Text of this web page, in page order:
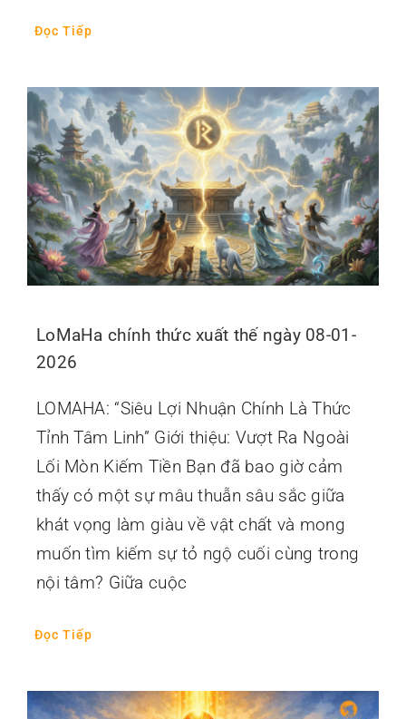
Đọc Tiếp
LoMaHa chính thức xuất thế ngày 08-01-
2026
LOMAHA: “Siêu Lợi Nhuận Chính Là Thức
Tỉnh Tâm Linh” Giới thiệu: Vượt Ra Ngoài
Lối Mòn Kiếm Tiền Bạn đã bao giờ cảm
thấy có một sự mâu thuẫn sâu sắc giữa
khát vọng làm giàu về vật chất và mong
muốn tìm kiếm sự tỏ ngộ cuối cùng trong
nội tâm? Giữa cuộc
Đọc Tiếp